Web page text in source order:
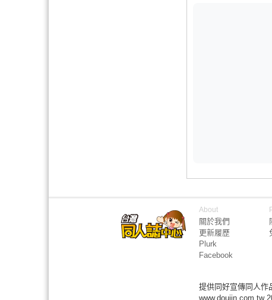
About
關於我們
更新履歷
Plurk
Facebook
提供同好宣傳同人作
www.doujin.com.tw